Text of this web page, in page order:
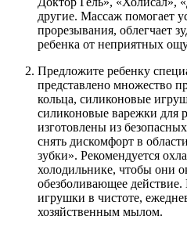
другие. Массаж помогает
прорезывания, облегчает
ребенка от неприятных
Предложите ребенку
представлено множество
кольца, силиконовые
силиконовые варежки для
изготовлены из
снять дискомфорт в
зубки». Рекомендуется
холодильнике, чтобы они
обезболивающее
игрушки в чистоте,
хозяйственным мылом.